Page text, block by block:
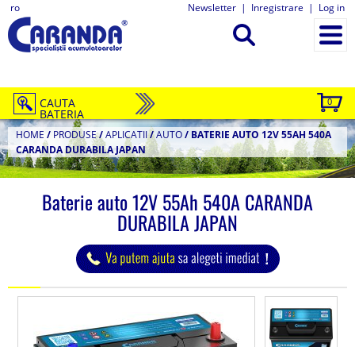
ro Newsletter | Inregistrare | Log in
0
CAUTA
BATERIA
HOME / PRODUSE/APLICATII/AUTO/ BATERIE AUTO 12V 55AH 540A
CARANDA DURABILA JAPAN
Baterie auto 12V 55Ah 540A CARANDA
DURABILA JAPAN